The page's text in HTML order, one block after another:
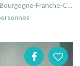
Franche-Comté, France